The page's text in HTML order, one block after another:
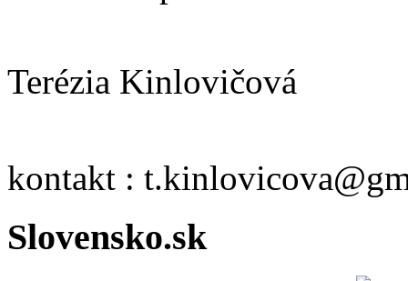
Terézia Kinlovičová
kontakt :
Slovensko.sk